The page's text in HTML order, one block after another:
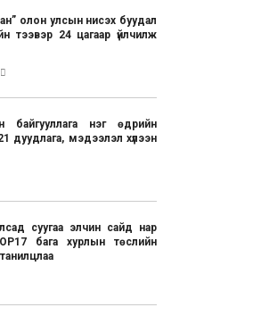
олон улсын нисэх буудал
тээвэр 24 цагаар үйлчилж
байгууллага нэг өдрийн
дуудлага, мэдээлэл хүлээн
суугаа элчин сайд нар
бага хурлын төслийн